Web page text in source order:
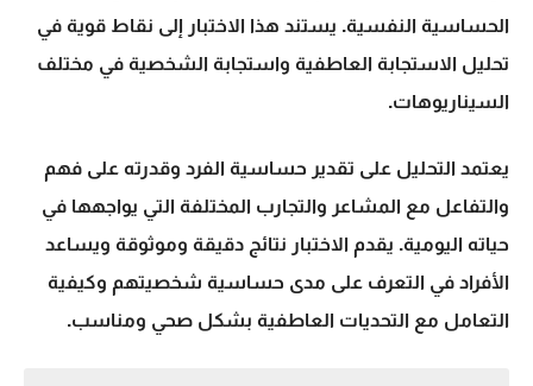
الحساسية النفسية. يستند هذا الاختبار إلى نقاط قوية في
تحليل الاستجابة العاطفية واستجابة الشخصية في مختلف
السيناريوهات.
يعتمد التحليل على تقدير حساسية الفرد وقدرته على فهم
والتفاعل مع المشاعر والتجارب المختلفة التي يواجهها في
حياته اليومية. يقدم الاختبار نتائج دقيقة وموثوقة ويساعد
الأفراد في التعرف على مدى حساسية شخصيتهم وكيفية
التعامل مع التحديات العاطفية بشكل صحي ومناسب.